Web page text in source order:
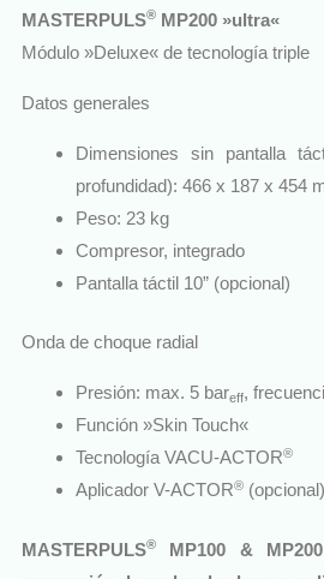
MASTERPULS®MP200 »ultra«
Módulo »Deluxe« de tecnología triple
Datos generales
Dimensiones sin pantalla
profundidad): 466 x 187 x 454
Peso: 23 kg
Compresor, integrado
Pantalla táctil 10” (opcional)
Onda de choque radial
Presión: max. 5 bareff,
Función »Skin Touch«
Tecnología VACU-ACTOR®
Aplicador V-ACTOR®
MASTERPULS®MP100 &